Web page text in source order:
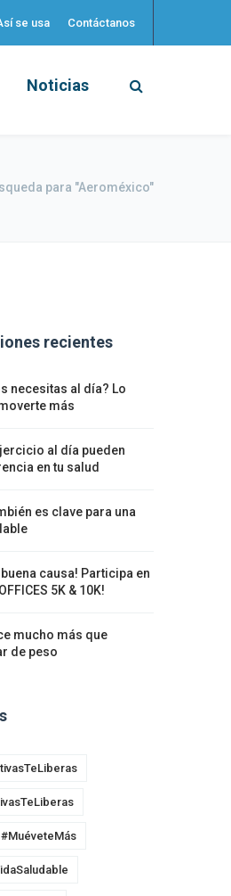
se usa Contáctanos
Noticias
para "Aeroméxico"
recientes
necesitas al día? Lo
más
al día pueden
en tu salud
es clave para una
causa! Participa en
5K & 10K!
mucho más que
de peso
#MuéveteMás